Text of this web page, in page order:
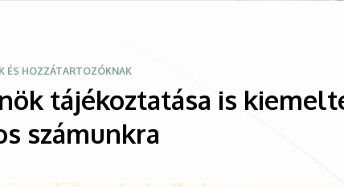
ÉS HOZZÁTARTOZÓKNAK
tájékoztatása is
számunkra